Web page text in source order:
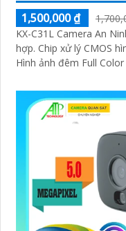
1,500,000 ₫
KX-C31L Camera An
hợp. Chip xử lý CMOS
Hình ảnh đêm Full